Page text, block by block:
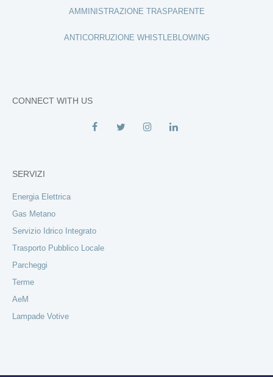
AMMINISTRAZIONE TRASPARENTE
ANTICORRUZIONE WHISTLEBLOWING
CONNECT WITH US
SERVIZI
Energia Elettrica
Gas Metano
Servizio Idrico Integrato
Trasporto Pubblico Locale
Parcheggi
Terme
AeM
Lampade Votive